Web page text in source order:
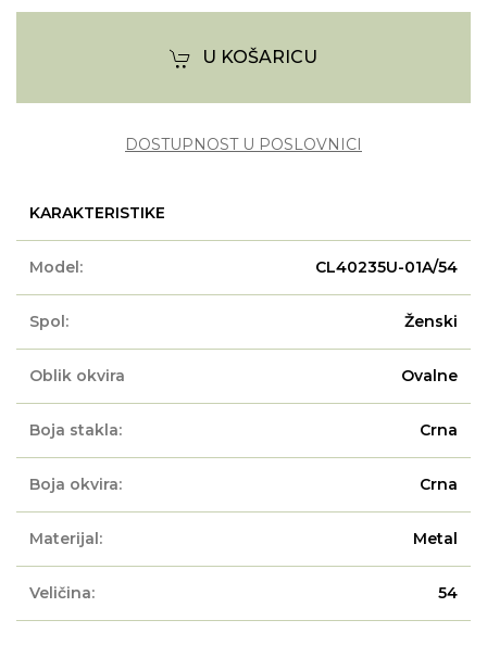
U KOŠARICU
DOSTUPNOST U POSLOVNICI
KARAKTERISTIKE
Model: CL40235U-01A/54
Spol: Ženski
Oblik okvira Ovalne
Boja stakla: Crna
Boja okvira: Crna
Materijal: Metal
Veličina: 54